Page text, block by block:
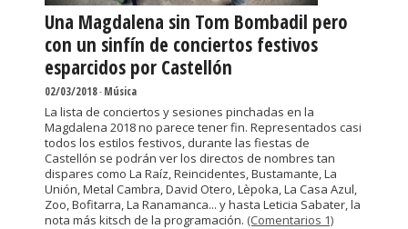
Una Magdalena sin Tom Bombadil pero
con un sinfín de conciertos festivos
esparcidos por Castellón
02/03/2018-Música
La lista de conciertos y sesiones pinchadas en la
Magdalena 2018 no parece tener fin. Representados casi
todos los estilos festivos, durante las fiestas de
Castellón se podrán ver los directos de nombres tan
dispares como La Raíz, Reincidentes, Bustamante, La
Unión, Metal Cambra, David Otero, Lèpoka, La Casa Azul,
Zoo, Bofitarra, La Ranamanca... y hasta Leticia Sabater, la
nota más kitsch de la programación. (Comentarios 1)